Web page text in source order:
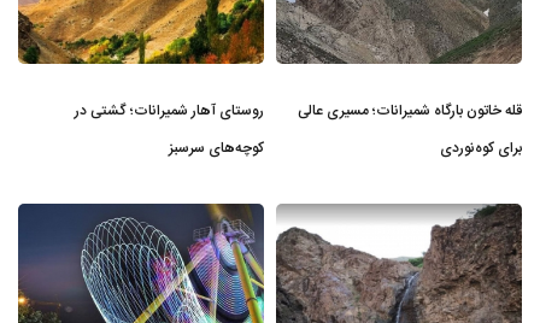
قله خاتون بارگاه شمیرانات؛ مسیری عالی
برای کوه‌نوردی
روستای آهار شمیرانات؛ گشتی در
کوچه‌های سرسبز